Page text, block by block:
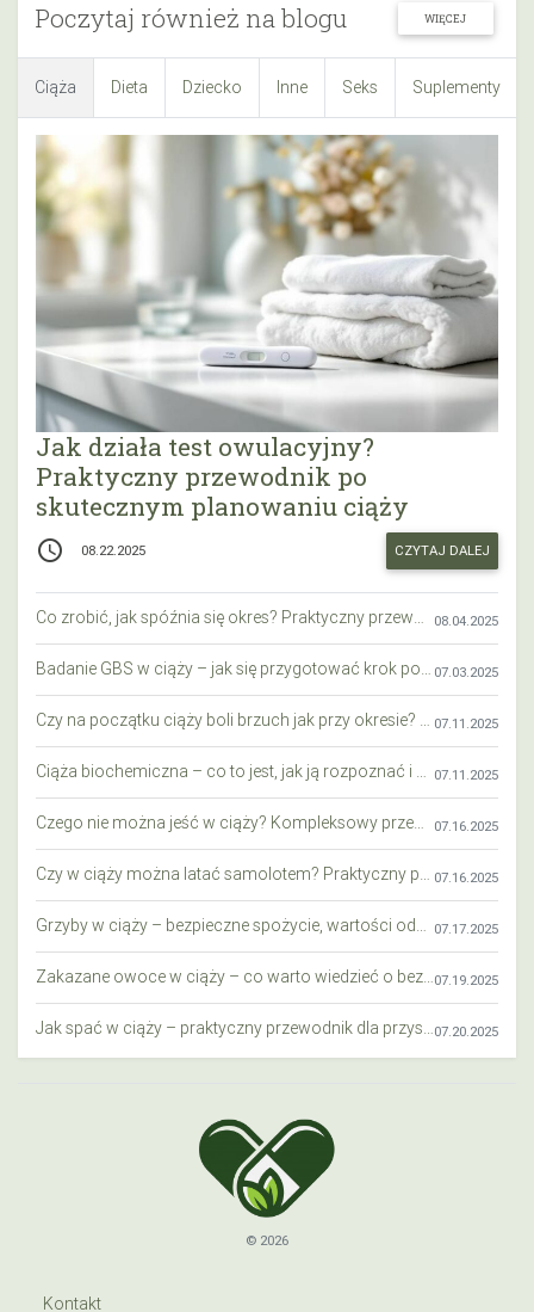
Poczytaj również na blogu WIĘCEJ
Ciąża Dieta Dziecko Inne Seks Suplementy
Jak działa test owulacyjny?
Praktyczny przewodnik po
skutecznym planowaniu ciąży
access_time 08.22.2025 CZYTAJ DALEJ
Co zrobić, jak spóźnia się okres? Praktyczny przewodnik krok po kroku 08.04.2025
Badanie GBS w ciąży – jak się przygotować krok po kroku? 07.03.2025
Czy na początku ciąży boli brzuch jak przy okresie? Wyjaśniamy objawy i różnice 07.11.2025
Ciąża biochemiczna – co to jest, jak ją rozpoznać i co warto wiedzieć? 07.11.2025
Czego nie można jeść w ciąży? Kompleksowy przewodnik dla przyszłych mam 07.16.2025
Czy w ciąży można latać samolotem? Praktyczny przewodnik dla przyszłych mam 07.16.2025
Grzyby w ciąży – bezpieczne spożycie, wartości odżywcze i zagrożenia 07.17.2025
Zakazane owoce w ciąży – co warto wiedzieć o bezpieczeństwie diety przyszłej mamy?07.19.2025
Jak spać w ciąży – praktyczny przewodnik dla przyszłych mam07.20.2025
© 2026
Kontakt